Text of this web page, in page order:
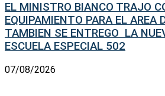
EL MINISTRO BIANCO TRAJO
EQUIPAMIENTO PARA EL AREA
TAMBIEN SE ENTREGO LA
ESCUELA ESPECIAL 502
07/08/2026